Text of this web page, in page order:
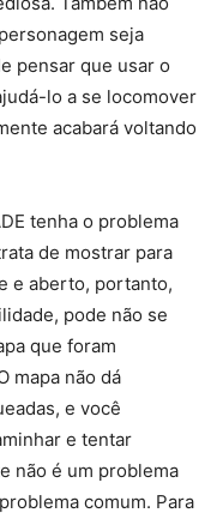
seja
pensar que usar o
lo a se locomover
acabará voltando
tenha o problema
de mostrar para
e aberto, portanto,
pode não se
que foram
mapa não dá
e você
e tentar
não é um problema
comum. Para